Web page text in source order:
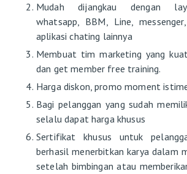
Mudah dijangkau dengan
whatsapp, BBM, Line,
aplikasi chating lainnya
Membuat tim marketing yang
dan get member free training.
Harga diskon, promo moment
Bagi pelanggan yang sudah
selalu dapat harga khusus
Sertifikat khusus untuk
berhasil menerbitkan karya dalam
setelah bimbingan atau